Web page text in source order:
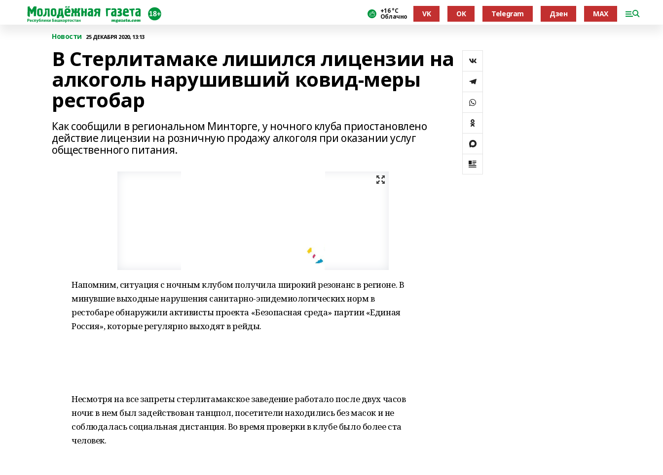
+16 °С
Облачно VK OK Telegram Дзен MAX
Новости 25 ДЕКАБРЯ 2020, 13:13
В Стерлитамаке лишился лицензии на
алкоголь нарушивший ковид-меры
рестобар
Как сообщили в региональном Минторге, у ночного клуба приостановлено
действие лицензии на розничную продажу алкоголя при оказании услуг
общественного питания.
Напомним, ситуация с ночным клубом получила широкий резонанс в регионе. В
минувшие выходные нарушения санитарно-эпидемиологических норм в
рестобаре обнаружили активисты проекта «Безопасная среда» партии «Единая
Россия», которые регулярно выходят в рейды.
Несмотря на все запреты стерлитамакское заведение работало после двух часов
ночи: в нем был задействован танцпол, посетители находились без масок и не
соблюдалась социальная дистанция. Во время проверки в клубе было более ста
человек.